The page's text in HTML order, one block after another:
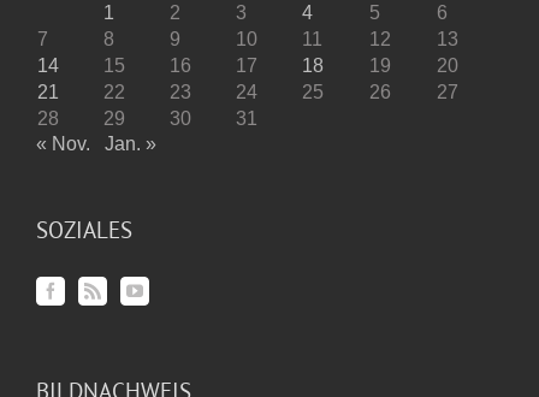
1 2 3 4 5
6
7
8 9 10 11 12
13
14
15 16 17 18 19
20
21
22 23 24 25 26
27
28
29 30
31
« Nov.
Jan. »
SOZIALES
BILDNACHWEIS